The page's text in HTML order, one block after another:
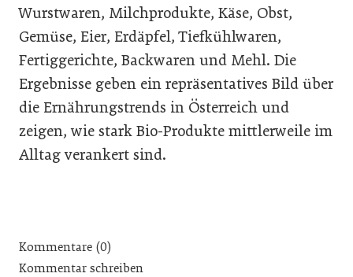
Wurstwaren, Milchprodukte, Käse, Obst,
Gemüse, Eier, Erdäpfel, Tiefkühlwaren,
Fertiggerichte, Backwaren und Mehl. Die
Ergebnisse geben ein repräsentatives Bild über
die Ernährungstrends in Österreich und
zeigen, wie stark Bio-Produkte mittlerweile im
Alltag verankert sind.
Kommentare (0)
Kommentar schreiben